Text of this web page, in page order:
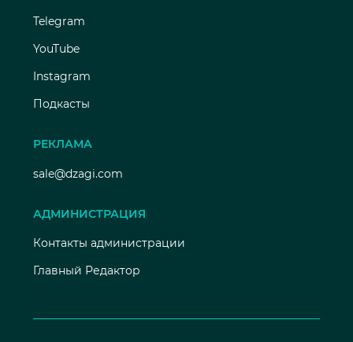
Telegram
YouTube
Instagram
Подкасты
РЕКЛАМА
sale@dzagi.com
АДМИНИСТРАЦИЯ
Контакты администрации
Главный Редактор